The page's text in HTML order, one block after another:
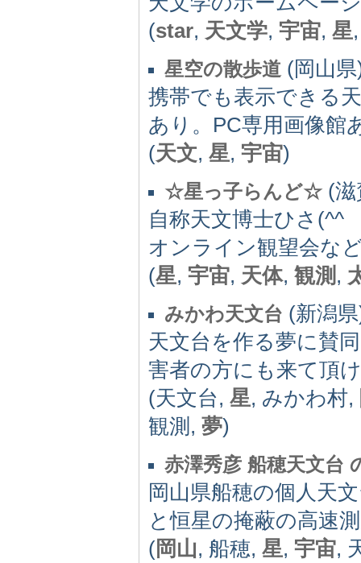
(star, 天文学, 宇宙, 星
星空の散歩道 (岡山
携帯でも表示できる
あり。PC専用画像館
(天文, 星, 宇宙)
☆星っ子らんど☆ (
自称天文博士ひさ(^^
オンライン観望会な
(星, 宇宙, 天体, 観測 ,
みかわ天文台 (新潟
天文台を作る夢に賛
害者の方にも来て頂
(天文台, 星, みかわ村,
観測, 夢)
赤澤秀彦 船穂天文台
岡山県船穂の個人天
と恒星の掩蔽の高速
(岡山, 船穂, 星, 宇宙,